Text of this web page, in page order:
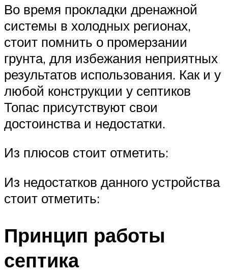
Во время прокладки дренажной
системы в холодных регионах,
стоит помнить о промерзании
грунта, для избежания неприятных
результатов использования. Как и у
любой конструкции у септиков
Топас присутствуют свои
достоинства и недостатки.
Из плюсов стоит отметить:
Из недостатков данного устройства
стоит отметить:
Принцип работы
септика